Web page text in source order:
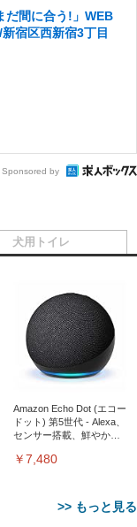
だ間に合う!」WEB
宿区西新宿3丁目
Sponsored by
Amazon Echo Dot (エコー
ドット) 第5世代 - Alexa、
センサー搭載、鮮やかな
￥7,480
>> もっと見る
犬用トイレ